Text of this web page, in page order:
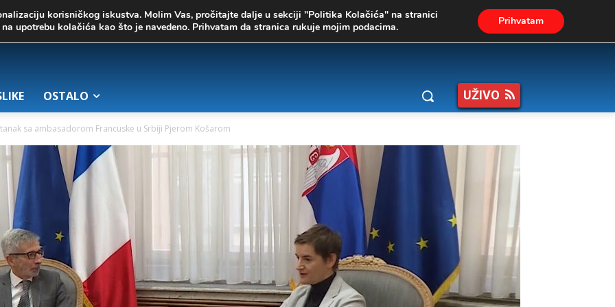
OSTALO UŽIVO
sa ambasadorom Francuske u Srbiji Pjerom Košarom
korisničkog iskustva. Molim Vas, pročitajte dalje u sekciji "Politika Kolačića" na stranici
upotrebu kolačića kao što je navedeno. Prihvatam da stranica rukuje mojim podacima. Prihvatam